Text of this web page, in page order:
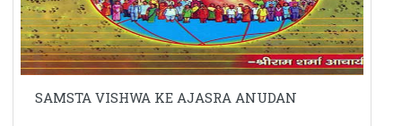
SAMSTA VISHWA KE AJASRA ANUDAN